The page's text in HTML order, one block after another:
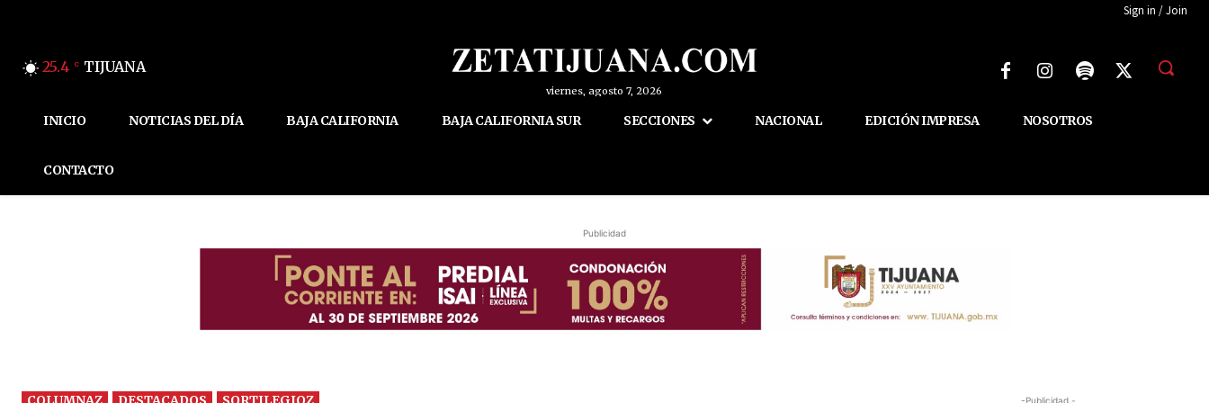
Sign in / Join
25.4 C TIJUANA
viernes, agosto 7, 2026
INICIO NOTICIAS DEL DÍA BAJA CALIFORNIA BAJA CALIFORNIA SUR SECCIONES NACIONAL EDICIÓN IMPRESA NOSOTROS
CONTACTO
Publicidad
-Publicidad -